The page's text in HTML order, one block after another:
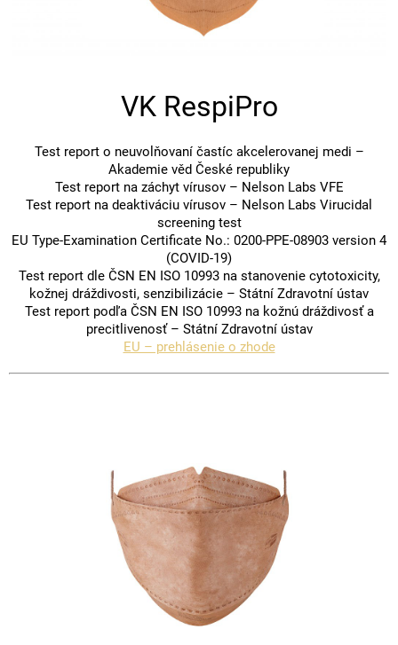
VK RespiPro
Test report o neuvolňovaní častíc akcelerovanej medi –
Akademie věd České republiky
Test report na záchyt vírusov – Nelson Labs VFE
Test report na deaktiváciu vírusov – Nelson Labs Virucidal
screening test
EU Type-Examination Certificate No.: 0200-PPE-08903 version 4
(COVID-19)
Test report dle ČSN EN ISO 10993 na stanovenie cytotoxicity,
kožnej dráždivosti, senzibilizácie – Státní Zdravotní ústav
Test report podľa ČSN EN ISO 10993 na kožnú dráždivosť a
precitlivenosť – Státní Zdravotní ústav
EU – prehlásenie o zhode